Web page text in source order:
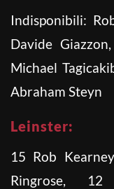
Indisponibili:
Davide
Michael
Abraham Steyn
Leinster:
15 Rob
Ringrose,